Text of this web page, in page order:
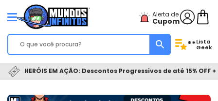
Alerta de
Cupom
**Lista
Geek
HERÓIS EM AÇÃO: Descontos Progressivos de até 15% OFF